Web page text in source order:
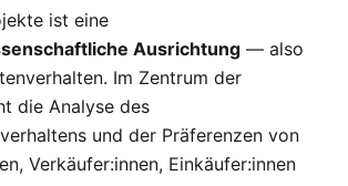
ist eine
Ausrichtung — also
Im Zentrum der
die Analyse des
und der Präferenzen von
Verkäufer:innen, Einkäufer:innen